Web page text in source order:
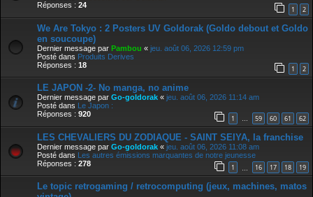
Réponses : 24 1 2
We Are Tokyo : 2 Posters UV Goldorak (Goldo debout et Goldo
en soucoupe)
Dernier message par Pambou « jeu. août 06, 2026 12:59 pm
Posté dans Produits Derives
Réponses : 18 1 2
LE JAPON -2- No manga, no anime
Dernier message par Go-goldorak « jeu. août 06, 2026 11:14 am
Posté dans Le Japon :
Réponses : 920 1 … 59 60 61 62
LES CHEVALIERS DU ZODIAQUE - SAINT SEIYA, la franchise
Dernier message par Go-goldorak « jeu. août 06, 2026 11:08 am
Posté dans Les autres émissions marquantes de notre jeunesse
Réponses : 278 1 16 17 18 19
Le topic retrogaming / retrocomputing (jeux, machines, matos